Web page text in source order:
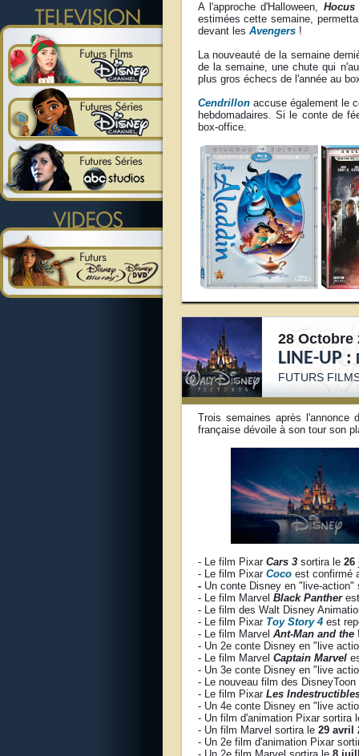
A l'approche d'Halloween, Hocus
estimées cette semaine,
devant les Avengers!
La nouveauté de la semaine
de la semaine, une chute qui
plus gros échecs de l'année au
Cendrillonaccuse également le
hebdomadaires. Si le conte de
box-office.
28 Octobre
LINE-UP :
FUTURS
Trois semaines après l'annonce
française dévoile à son tour son
- Le film Pixar Cars 3sortira le 26
- Le film Pixar Cocoest confirmé
- Un conte Disney en "live-
- Le film Marvel Black Panther
- Le film des Walt Disney
- Le film Pixar Toy Story 4est
- Le film Marvel Ant-Man and the
- Un 2e conte Disney en "live
- Le film Marvel Captain Marvel
- Un 3e conte Disney en "live
- Le nouveau film des
- Le film Pixar Les
- Un 4e conte Disney en "live
- Un film d'animation Pixar sortira
- Un film Marvel sortira le 29 avril
- Un 2e film d'animation Pixar